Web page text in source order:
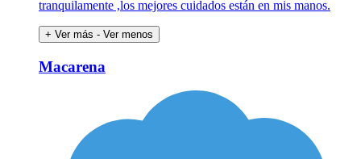
tranquilamente ,los mejores cuidados están en mis manos.
+ Ver más - Ver menos
Macarena